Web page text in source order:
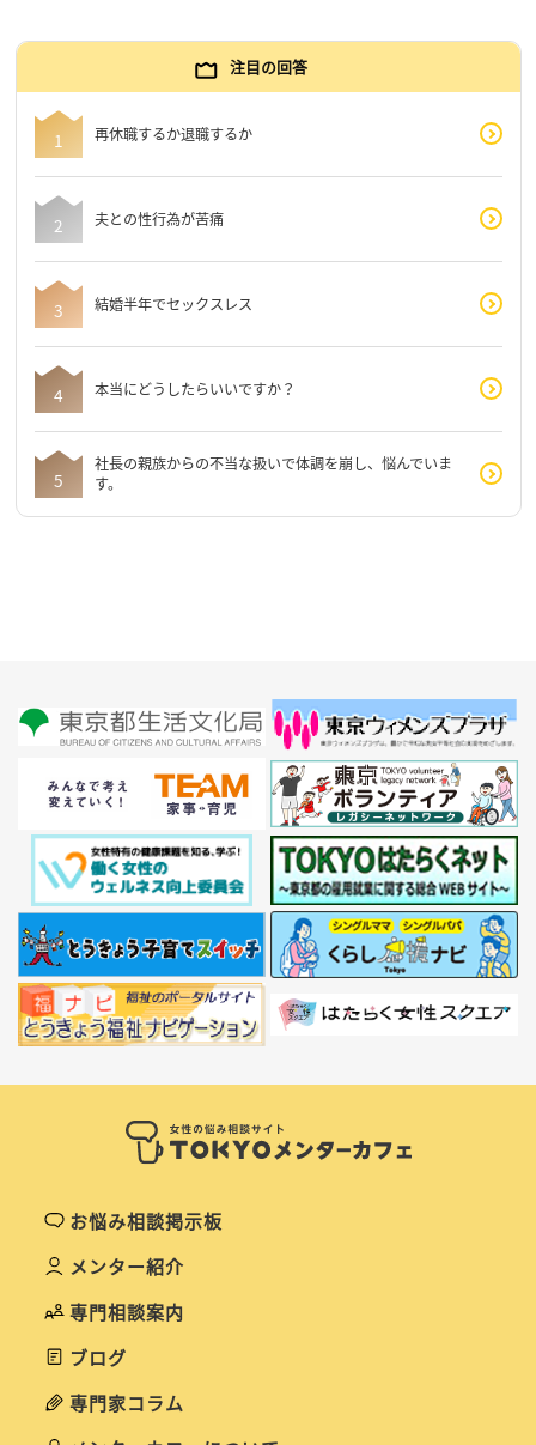
注目の回答
再休職するか退職するか
夫との性行為が苦痛
結婚半年でセックスレス
本当にどうしたらいいですか？
社長の親族からの不当な扱いで体調を崩し、悩んでいま
す。
お悩み相談掲示板
メンター紹介
専門相談案内
ブログ
専門家コラム